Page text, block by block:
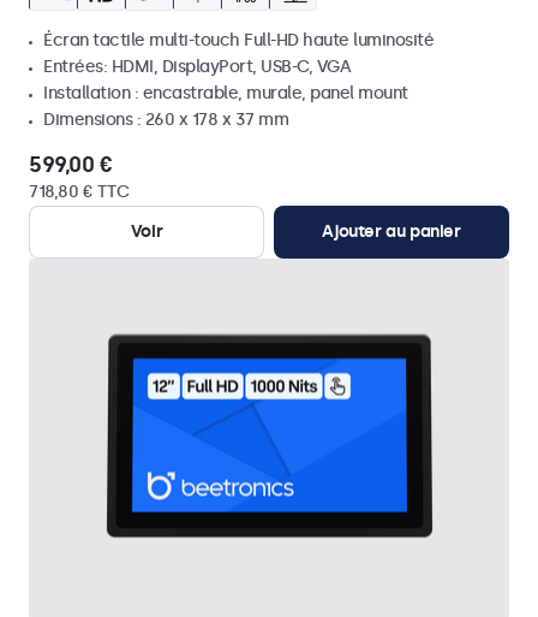
Écran tactile multi-touch Full-HD haute luminosité
Entrées: HDMI, DisplayPort, USB-C, VGA
Installation : encastrable, murale, panel mount
Dimensions : 260 x 178 x 37 mm
599,00 €
718,80 € TTC
Voir
Ajouter au panier